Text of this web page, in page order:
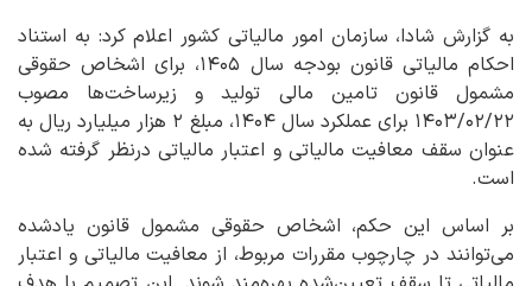
به گزارش شادا، سازمان امور مالیاتی کشور اعلام کرد: به استناد
احکام مالیاتی قانون بودجه سال ۱۴۰۵، برای اشخاص حقوقی
مشمول قانون تامین مالی تولید و زیرساخت‌ها مصوب
۱۴۰۳/۰۲/۲۲ برای عملکرد سال ۱۴۰۴، مبلغ ۲ هزار میلیارد ریال به
عنوان سقف معافیت مالیاتی و اعتبار مالیاتی درنظر گرفته شده
است.
بر اساس این حکم، اشخاص حقوقی مشمول قانون یادشده
می‌توانند در چارچوب مقررات مربوط، از معافیت مالیاتی و اعتبار